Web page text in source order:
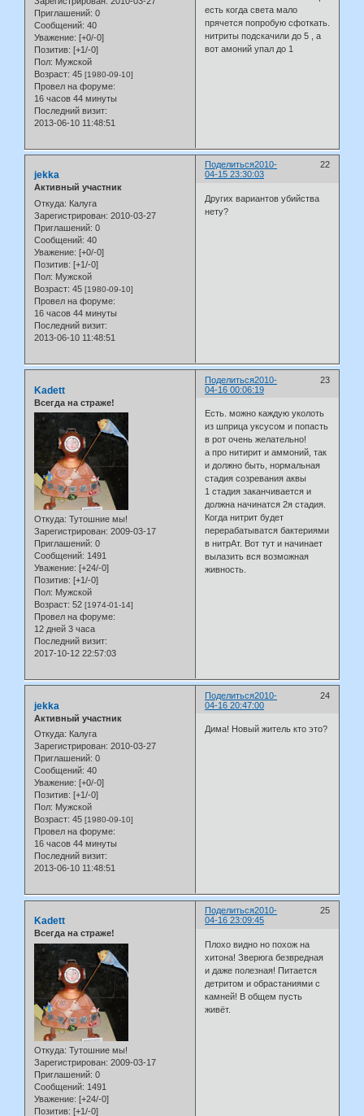
Приглашений: 0
Сообщений: 40
Уважение: [+0/-0]
Позитив: [+1/-0]
Пол: Мужской
Возраст: 45 [1980-09-10]
Провел на форуме:
16 часов 44 минуты
Последний визит:
2013-06-10 11:48:51
есть когда света мало
прячется попробую сфоткать.
нитриты подскачили до 5 , а
вот амоний упал до 1
Поделиться 22
2010-
04-15 23:30:03
jekka
Активный участник
Откуда: Калуга
Зарегистрирован: 2010-03-27
Приглашений: 0
Сообщений: 40
Уважение: [+0/-0]
Позитив: [+1/-0]
Пол: Мужской
Возраст: 45 [1980-09-10]
Провел на форуме:
16 часов 44 минуты
Последний визит:
2013-06-10 11:48:51
Других вариантов убийства
нету?
Поделиться 23
2010-
04-16 00:06:19
Kadett
Всегда на страже!
Откуда: Тутошние мы!
Зарегистрирован: 2009-03-17
Приглашений: 0
Сообщений: 1491
Уважение: [+24/-0]
Позитив: [+1/-0]
Пол: Мужской
Возраст: 52 [1974-01-14]
Провел на форуме:
12 дней 3 часа
Последний визит:
2017-10-12 22:57:03
Есть. можно каждую уколоть
из шприца уксусом и попасть
в рот очень желательно!
а про нитирит и аммоний, так
и должно быть, нормальная
стадия созревания аквы
1 стадия заканчивается и
должна начинатся 2я стадия.
Когда нитрит будет
перерабатыватся бактериями
в нитрАт. Вот тут и начинает
вылазить вся возможная
живность.
Поделиться 24
2010-
04-16 20:47:00
jekka
Активный участник
Откуда: Калуга
Зарегистрирован: 2010-03-27
Приглашений: 0
Сообщений: 40
Уважение: [+0/-0]
Позитив: [+1/-0]
Пол: Мужской
Возраст: 45 [1980-09-10]
Провел на форуме:
16 часов 44 минуты
Последний визит:
2013-06-10 11:48:51
Дима! Новый житель кто это?
Поделиться 25
2010-
04-16 23:09:45
Kadett
Всегда на страже!
Откуда: Тутошние мы!
Зарегистрирован: 2009-03-17
Приглашений: 0
Сообщений: 1491
Уважение: [+24/-0]
Позитив: [+1/-0]
Плохо видно но похож на
хитона! Зверюга безвредная
и даже полезная! Питается
детритом и обрастаниями с
камней! В общем пусть
живёт.